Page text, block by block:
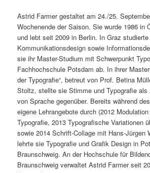
Astrid Farmer gestaltet am 24./25.
Wochenende der Saison. Sie wurde 1986 in
und lebt seit 2009 in Berlin. In Graz
Kommunikationsdesign sowie
sie ihr Master-Studium mit Schwerpunkt
Fachhochschule Potsdam ab. In ihrer
der Typografie“, betreut von Prof. Betina
Stoltz, stellte sie Stimme und Typografie
von Sprache gegenüber. Bereits während
eigene Lehrangebote durch (2012
Typografie, 2013 Typografische Variationen
sowie 2014 Schrift-Collage mit Hans-Jürgen
lehrte sie Typografie und Grafik Design in
Braunschweig. An der Hochschule für
Braunschweig verwaltet Astrid Farmer seit